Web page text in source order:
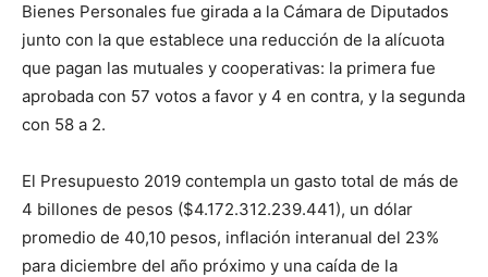
Bienes Personales fue girada a la Cámara de Diputados
junto con la que establece una reducción de la alícuota
que pagan las mutuales y cooperativas: la primera fue
aprobada con 57 votos a favor y 4 en contra, y la segunda
con 58 a 2.
El Presupuesto 2019 contempla un gasto total de más de
4 billones de pesos ($4.172.312.239.441), un dólar
promedio de 40,10 pesos, inflación interanual del 23%
para diciembre del año próximo y una caída de la